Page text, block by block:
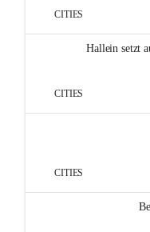
CITIES
Hallein setzt
CITIES
CITIES